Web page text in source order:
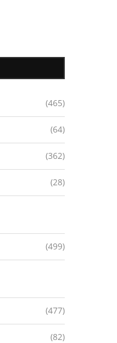
(465)
(64)
(362)
(28)
(499)
(477)
(82)